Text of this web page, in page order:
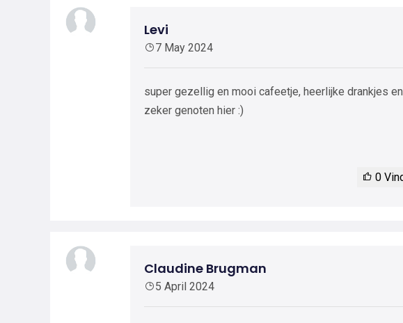
Levi
7 May 2024
super gezellig en mooi cafeetje, heerlijke drankjes
zeker genoten hier :)
0
Claudine Brugman
5 April 2024